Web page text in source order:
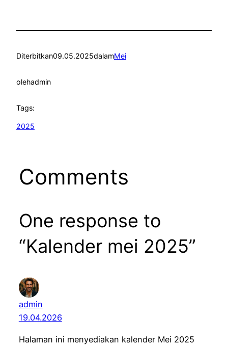
Diterbitkan09.05.2025dalamMei
olehadmin
Tags:
2025
Comments
One response to
“Kalender mei 2025”
admin
19.04.2026
Halaman ini menyediakan kalender Mei 2025